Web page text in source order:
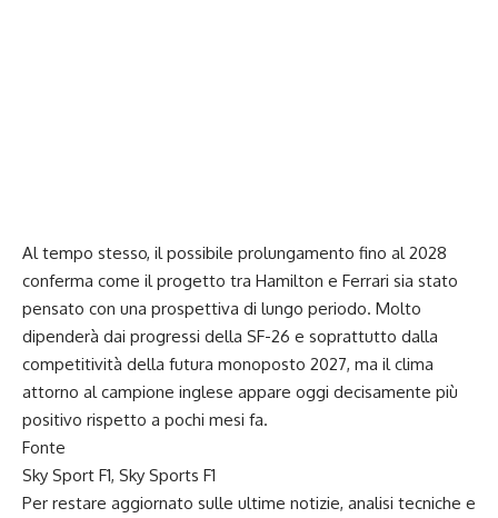
Al tempo stesso, il possibile prolungamento fino al 2028
conferma come il progetto tra Hamilton e Ferrari sia stato
pensato con una prospettiva di lungo periodo. Molto
dipenderà dai progressi della SF-26 e soprattutto dalla
competitività della futura monoposto 2027, ma il clima
attorno al campione inglese appare oggi decisamente più
positivo rispetto a pochi mesi fa.
Fonte
Sky Sport F1, Sky Sports F1
Per restare aggiornato sulle ultime notizie, analisi tecniche e